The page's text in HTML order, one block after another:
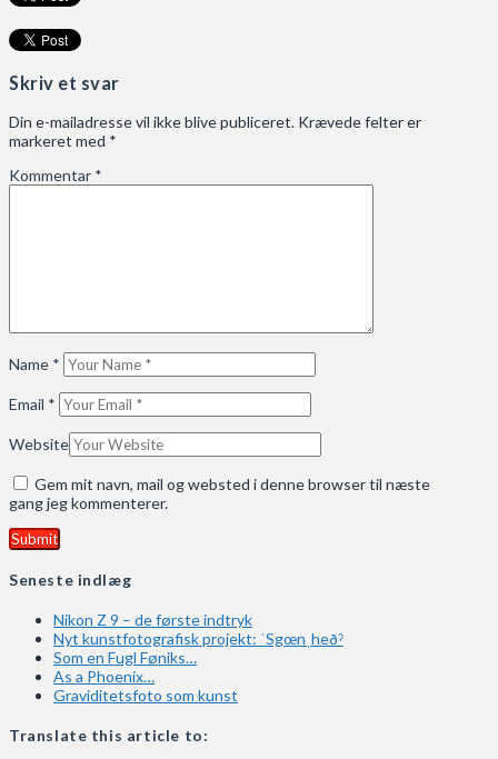
Skriv et svar
Din e-mailadresse vil ikke blive publiceret. Krævede felter er
markeret med *
Kommentar *
Name *
Email *
Website
Gem mit navn, mail og websted i denne browser til næste
gang jeg kommenterer.
Seneste indlæg
Nikon Z 9 – de første indtryk
Nyt kunstfotografisk projekt: ˈSgœnˌheðˀ
Som en Fugl Føniks…
As a Phoenix…
Graviditetsfoto som kunst
Translate this article to: